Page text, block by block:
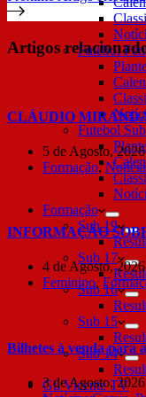
Futebol
Futebol
Formação
Sub 19
Sub 17
Sub 16
Sub 15
Sub 14
Gil Vicente TV
Artigos
CLÁUDIO
5 de Agosto, 2026
Formação,
INFORMAÇÃO
4 de Agosto, 2026
Feminino,
Bilhetes à venda para
3 de Agosto, 2026